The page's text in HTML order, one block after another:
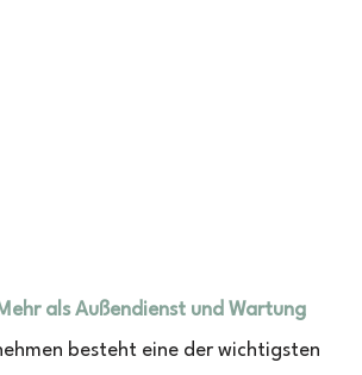
als Außendienst und Wartung
besteht eine der wichtigsten